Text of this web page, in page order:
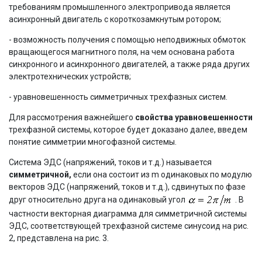
требованиям промышленного электропривода является
асинхронный двигатель с короткозамкнутым ротором;
- возможность получения с помощью неподвижных обмоток
вращающегося магнитного поля, на чем основана работа
синхронного и асинхронного двигателей, а также ряда других
электротехнических устройств;
- уравновешенность симметричных трехфазных систем.
Для рассмотрения важнейшего свойства уравновешенности
трехфазной системы, которое будет доказано далее, введем
понятие симметрии многофазной системы.
Система ЭДС (напряжений, токов и т.д.) называется
симметричной, если она состоит из m одинаковых по модулю
векторов ЭДС (напряжений, токов и т.д.), сдвинутых по фазе
друг относительно друга на одинаковый угол
. В
частности векторная диаграмма для симметричной системы
ЭДС, соответствующей трехфазной системе синусоид на рис.
2, представлена на рис. 3.